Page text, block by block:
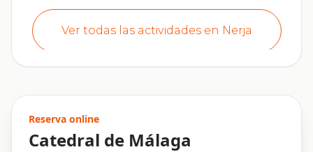
Reserva online
Catedral de Málaga